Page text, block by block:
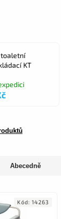
toaletní
KT
Abecedně
Kód: 14263